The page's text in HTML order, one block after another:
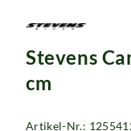
Stevens
cm
Artikel-Nr.: